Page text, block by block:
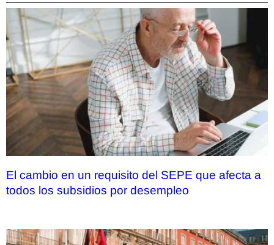
El cambio en un requisito del SEPE que afecta a
todos los subsidios por desempleo